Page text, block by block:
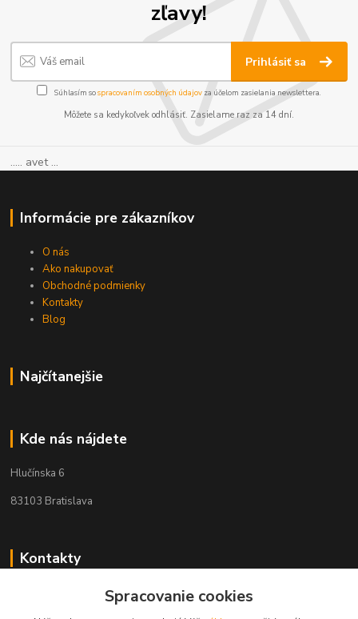
zľavy!
Prihlásiť sa
Súhlasím sospracovaním osobných údajov za účelom zasielania newslettera.
Môžete sa kedykoľvek odhlásiť. Zasielame raz za 14 dní.
..... avet ...
Informácie pre zákazníkov
O nás
Ako nakupovať
Obchodné podmienky
Kontakty
Blog
Najčítanejšie
Kde nás nájdete
Hlučínska 6
83103 Bratislava
Kontakty
+421 908 678 479Spracovanie cookies